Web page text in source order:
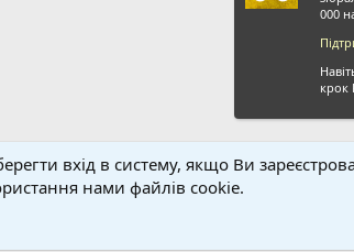
Умови і правила Політика
000
крок
вхід в систему, якщо Ви
нами файлів cookie.